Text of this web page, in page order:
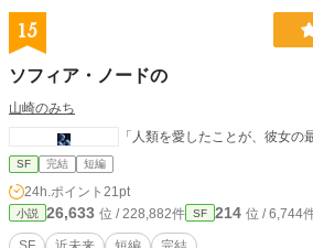
15
ソフィア・ノードの
山崎のみち
「人類を愛したことが、彼女の
SF 完結 短編
24h.ポイント 21pt
小説 26,633 位 / 228,882件 SF 214 位 / 6,744